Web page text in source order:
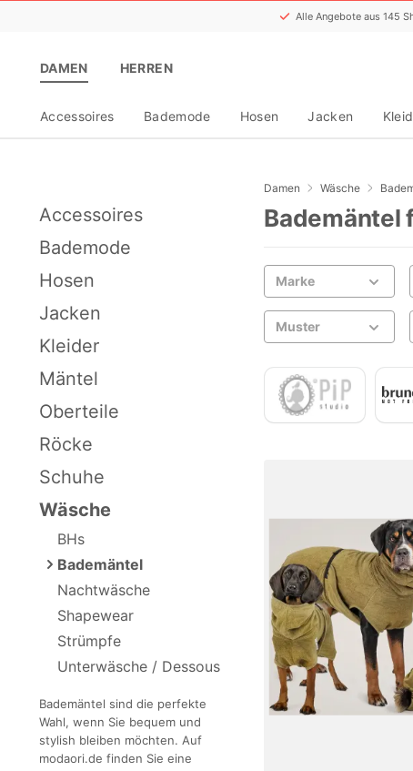
Alle Angebote aus 145
DAMEN HERREN
Accessoires Bademode Hosen Jacken
Accessoires
Bademode
Hosen
Jacken
Kleider
Mäntel
Oberteile
Röcke
Schuhe
Wäsche
BHs
Bademäntel
Nachtwäsche
Shapewear
Strümpfe
Unterwäsche / Dessous
Bademäntel sind die perfekte
Wahl, wenn Sie bequem und
stylish bleiben möchten. Auf
modaori.de finden Sie eine
Damen Wäsche
Bademäntel
Marke
Muster